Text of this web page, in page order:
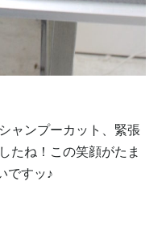
ャンプーカット、緊張
たね！この笑顔がたま
ですッ♪